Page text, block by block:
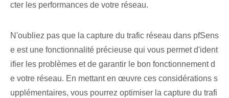
cter les performances de votre réseau.
N'oubliez pas que la capture du trafic réseau dans pfSens
e est une fonctionnalité précieuse qui vous permet d'ident
ifier les problèmes et de garantir le bon fonctionnement d
e votre réseau. En mettant en œuvre ces considérations s
upplémentaires, vous pourrez optimiser la capture du trafi